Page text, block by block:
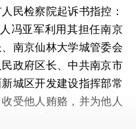
民检察院起诉书指控：
冯亚军利用其担任南京
南京仙林大学城管委会
政府区长、中共南京市
城区开发建设指挥部常
受他人贿赂，并为他人